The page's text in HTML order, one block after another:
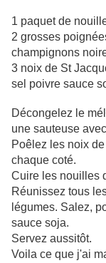
1 paquet de
2 grosses
champignons
3 noix de St
sel poivre sauce
Décongelez le
une sauteuse
Poêlez les noix
chaque coté.
Cuire les nouilles
Réunissez tous
légumes. Salez,
sauce soja.
Servez aussitôt.
Voila ce que j'ai